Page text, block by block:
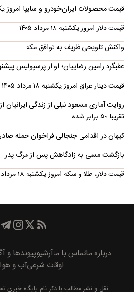
قیمت محصولات ایران‌خودرو و سایپا امروز یکشنبه ۱۸
قیمت دلار امروز یکشنبه ۱۸ مرداد ۱۴۰۵
واکنش تلویحی ظریف به توافق مکه
عقبگرد رامین رضاییان؛ او از پرسپولیس
قیمت دینار عراق امروز یکشنبه ۱۸ مرداد ۱۴۰۵
تقریبا ۵۰ برابر شده
کیهان در اقدامی جنجالی فراخوان حمله
بازگشت مسی به زادگاهش پس از مرگ پدر
قیمت دلار، طلا و سکه امروز یکشنبه ۱۸ مرداد ۱۴۰۵
درباره ماتماس با ماآرشیوپیوند‌ها و
اوقات شرعیآب و هوا
نقل و نشر مطالب با ذکر نام پايگاه خبری